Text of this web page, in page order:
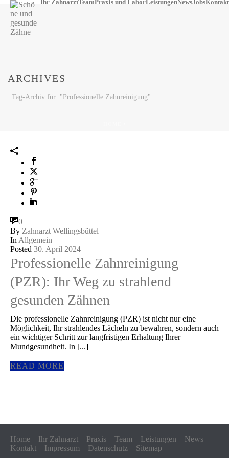
Ihr ZahnarztTeamPraxis und LaborLeistungenNewsJobsKontakt
ARCHIVES
Tag-Archiv für: "Professionelle Zahnreinigung"
0
By Zahnarzt Wellingsbüttel
In Allgemein
Posted 30. April 2024
Professionelle Zahnreinigung
(PZR): Ihr Weg zu strahlend
gesunden Zähnen
Die professionelle Zahnreinigung (PZR) ist nicht nur eine
Möglichkeit, Ihr strahlendes Lächeln zu bewahren, sondern auch
ein wichtiger Schritt zur langfristigen Erhaltung Ihrer
Mundgesundheit. In [...]
READ MORE
Home – Ihr Zahnarzt – Praxis – Team – Leistungen – News –
Kontakt – Impressum – Datenschutz – Sitemap